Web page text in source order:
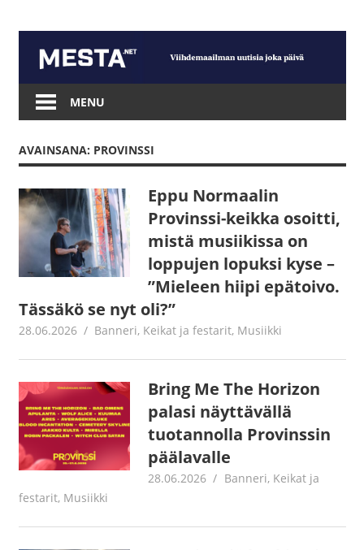
content
Mesta.net
MENU
AVAINSANA: PROVINSSI
Eppu Normaalin
Provinssi-keikka osoitti,
mistä musiikissa on
loppujen lopuksi kyse –
”Mieleen hiipi epätoivo.
Tässäkö se nyt oli?”
28.06.2026 Jouni Hirn
Banneri, Keikat ja festarit, Musiikki
Bring Me The Horizon
palasi näyttävällä
tuotannolla Provinssin
päälavalle
28.06.2026 Tomi Asuintupa
Banneri, Keikat ja
festarit, Musiikki